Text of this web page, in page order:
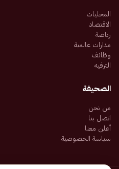
المحليات
الاقتصاد
رياضة
مدارات عالمية
وظائف
الترفيه
الصحيفة
من نحن
اتصل بنا
أعلن معنا
سياسة الخصوصية